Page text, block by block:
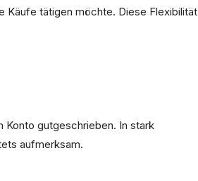
Käufe tätigen möchte. Diese Flexibilität
Konto gutgeschrieben. In stark
aufmerksam.